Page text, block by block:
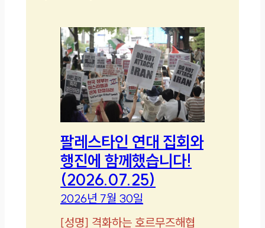
팔레스타인 연대 집회와
행진에 함께했습니다!
(2026.07.25)
2026년 7월 30일
[성명] 격화하는 호르무즈해협